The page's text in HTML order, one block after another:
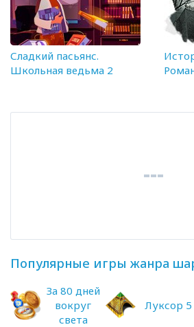
Сладкий пасьянс.
Школьная ведьма 2
Популярные игры жанра
За 80 дней
вокруг
света
Луксор 5